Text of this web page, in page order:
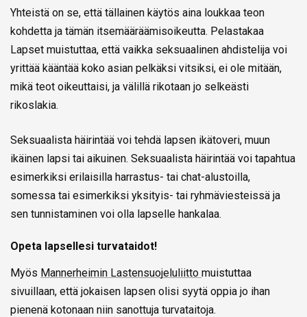
Yhteistä on se, että tällainen käytös aina loukkaa teon
kohdetta ja tämän itsemääräämisoikeutta. Pelastakaa
Lapset muistuttaa, että vaikka seksuaalinen ahdistelija voi
yrittää kääntää koko asian pelkäksi vitsiksi, ei ole mitään,
mikä teot oikeuttaisi, ja välillä rikotaan jo selkeästi
rikoslakia.
Seksuaalista häirintää voi tehdä lapsen ikätoveri, muun
ikäinen lapsi tai aikuinen. Seksuaalista häirintää voi tapahtua
esimerkiksi erilaisilla harrastus- tai chat-alustoilla,
somessa tai esimerkiksi yksityis- tai ryhmäviesteissä ja
sen tunnistaminen voi olla lapselle hankalaa.
Opeta lapsellesi turvataidot!
Myös Mannerheimin Lastensuojeluliitto muistuttaa
sivuillaan, että jokaisen lapsen olisi syytä oppia jo ihan
pienenä kotonaan niin sanottuja turvataitoja.